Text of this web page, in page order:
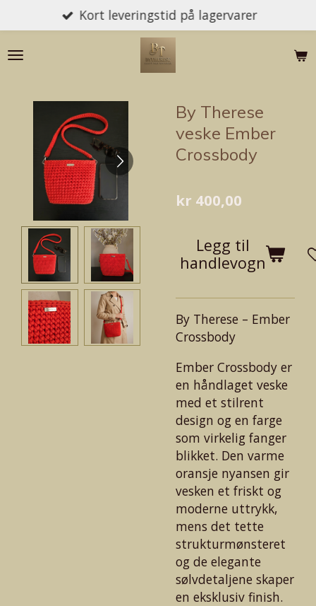
til
hovedinnhold
Kort leveringstid på lagervarer
By Therese
veske Ember
Crossbody
kr 400,00
Legg til
handlevogn
By Therese – Ember
Crossbody
Ember Crossbody er
en håndlaget veske
med et stilrent
design og en farge
som virkelig fanger
blikket. Den varme
oransje nyansen gir
vesken et friskt og
moderne uttrykk,
mens det tette
strukturmønsteret
og de elegante
sølvdetaljene skaper
en eksklusiv finish.